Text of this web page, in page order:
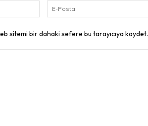
İsim:
sitemi bir dahaki sefere bu tarayıcıya kaydet.